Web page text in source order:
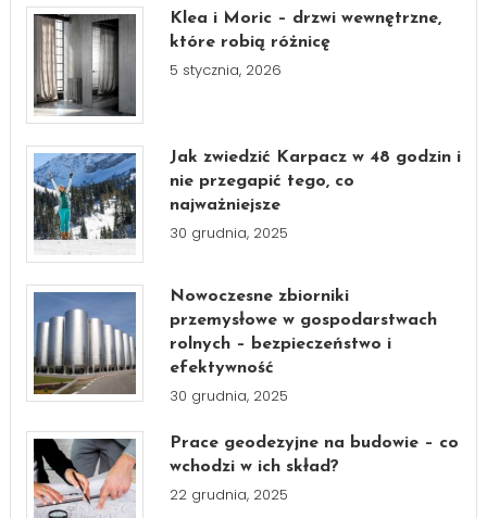
Klea i Moric – drzwi wewnętrzne,
które robią różnicę
5 stycznia, 2026
Jak zwiedzić Karpacz w 48 godzin i
nie przegapić tego, co
najważniejsze
30 grudnia, 2025
Nowoczesne zbiorniki
przemysłowe w gospodarstwach
rolnych – bezpieczeństwo i
efektywność
30 grudnia, 2025
Prace geodezyjne na budowie – co
wchodzi w ich skład?
22 grudnia, 2025